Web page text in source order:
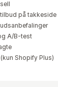
på takkeside
A/B-test
Shopify Plus)